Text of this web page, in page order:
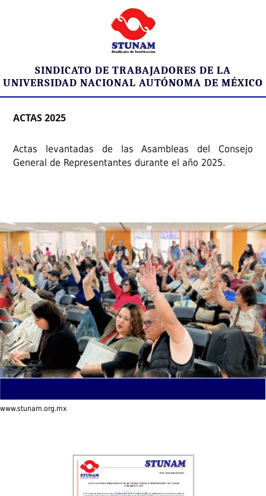
SINDICATO DE TRABAJADORES DE LA
UNIVERSIDAD NACIONAL AUTÓNOMA DE MÉXICO
ACTAS 2025
Actas levantadas de las Asambleas del Consejo
General de Representantes durante el año 2025.
www.stunam.org.mx